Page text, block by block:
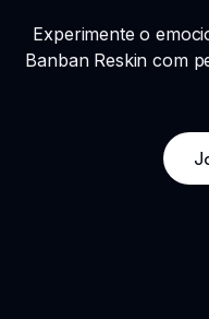
Experimente o
Banban Reskin com